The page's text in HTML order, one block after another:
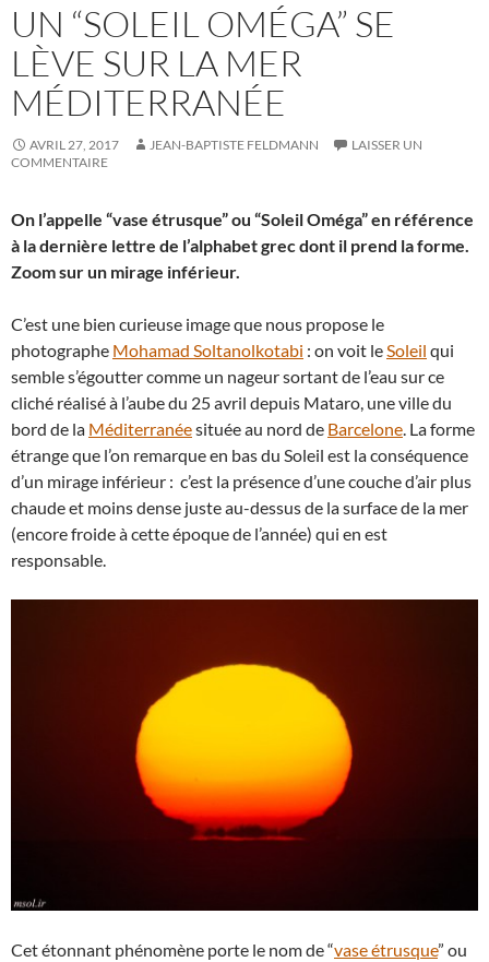
UN “SOLEIL OMÉGA” SE
LÈVE SUR LA MER
MÉDITERRANÉE
AVRIL 27, 2017 JEAN-BAPTISTE FELDMANN
LAISSER UN
COMMENTAIRE
On l’appelle “vase étrusque” ou “Soleil Oméga” en référence
à la dernière lettre de l’alphabet grec dont il prend la forme.
Zoom sur un mirage inférieur.
C’est une bien curieuse image que nous propose le
photographe Mohamad Soltanolkotabi : on voit leSoleil qui
semble s’égoutter comme un nageur sortant de l’eau sur ce
cliché réalisé à l’aube du 25 avril depuis Mataro, une ville du
bord de la Méditerranéesituée au nord de Barcelone. La forme
étrange que l’on remarque en bas du Soleil est la conséquence
d’un mirage inférieur : c’est la présence d’une couche d’air plus
chaude et moins dense juste au-dessus de la surface de la mer
(encore froide à cette époque de l’année) qui en est
responsable.
Cet étonnant phénomène porte le nom de “vase étrusque” ou